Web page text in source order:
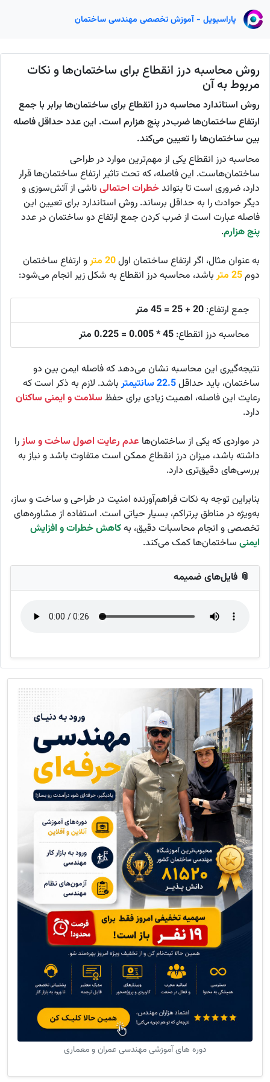
پاراسیویل - آموزش تخصصی مهندسی ساختمان
روش محاسبه درز انقطاع برای ساختمان‌ها و نکات
مربوط به آن
روش استاندارد محاسبه درز انقطاع برای ساختمان‌ها برابر با جمع
ارتفاع ساختمان‌ها ضرب‌در پنج هزارم است. این عدد حداقل فاصله
بین ساختمان‌ها را تعیین می‌کند.
محاسبه درز انقطاع یکی از مهم‌ترین موارد در طراحی
ساختمان‌هاست. این فاصله، که تحت تاثیر ارتفاع ساختمان‌ها قرار
دارد، ضروری است تا بتواندخطرات احتمالی ناشی از آتش‌سوزی و
دیگر حوادث را به حداقل برساند. روش استاندارد برای تعیین این
فاصله عبارت است از ضرب‌ کردن جمع ارتفاع دو ساختمان در عدد
پنج هزارم.
به عنوان مثال، اگر ارتفاع ساختمان اول20 متر
و ارتفاع ساختمان
دوم25 متر باشد، محاسبه درز انقطاع به شکل زیر انجام می‌شود:
جمع ارتفاع: 20 + 25 = 45 متر
محاسبه درز انقطاع: 45 * 0.005 = 0.225 متر
نتیجه‌گیری این محاسبه نشان می‌دهد که فاصله ایمن بین دو
ساختمان، باید حداقل22.5 سانتیمتر
باشد. لازم به ذکر است که
رعایت این فاصله، اهمیت زیادی برای حفظ سلامت و ایمنی ساکنان
دارد.
در مواردی که یکی از ساختمان‌ها عدم رعایت اصول ساخت و سازرا
داشته باشد، میزان درز انقطاع ممکن است متفاوت باشد و نیاز به
بررسی‌های دقیق‌تری دارد.
بنابراین توجه به نکات فراهم‌آورنده امنیت در طراحی و ساخت و ساز،
به‌ویژه در مناطق پرتراکم، بسیار حیاتی است. استفاده از مشاوره‌های
تخصصی و انجام محاسبات دقیق، بهکاهش خطرات و افزایش
ایمنی ساختمان‌ها کمک می‌کند.
📎 فایل‌های ضمیمه
دوره های آموزشی مهندسی عمران و معماری